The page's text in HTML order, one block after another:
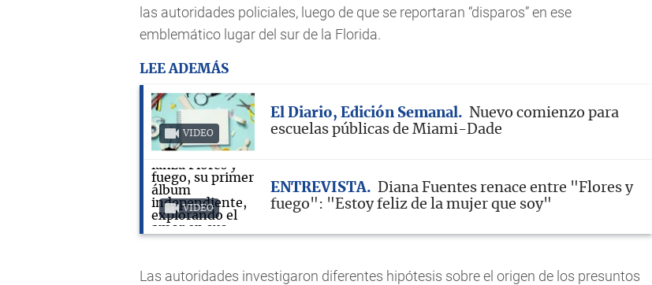
las autoridades policiales, luego de que se reportaran “disparos” en ese
emblemático lugar del sur de la Florida.
LEE ADEMÁS
VIDEO
El Diario, Edición Semanal
Nuevo comienzo para
escuelas públicas de Miami-Dade
VIDEO
ENTREVISTA
Diana Fuentes renace entre "Flores y
fuego": "Estoy feliz de la mujer que soy"
Las autoridades investigaron diferentes hipótesis sobre el origen de los presuntos